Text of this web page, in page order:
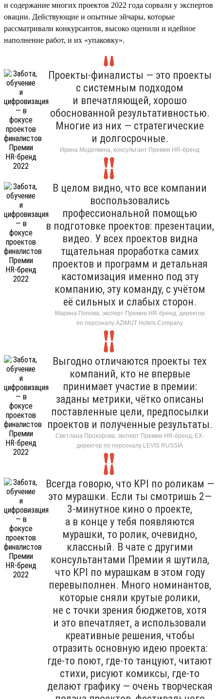
и содержание многих проектов 2022 года сорвали у экспертов
овации. Действующие и опытные эйчары, которые
рассматривали конкурсантов, высоко оценили и идейное
наполнение работ, и их «упаковку».
Проекты-финалисты — это проекты
с системным подходом
и впечатляющей, хорошо
обоснованной результативностью.
Многие из них — стратегические
и долгосрочные.
Ирина Моделкина, консультант Премии HR-бренд
В целом видно, что все компании
воспользовались
профессиональной помощью
в подготовке проектов: презентации,
видео. У всех проектов видна
тщательная проработка самих
проектов и программ и детальная
кастомизация именно под эту
компанию, эту команду, с учётом
её сильных и слабых сторон.
Марина Попова, эксперт Премии HR-бренд, директор
по персоналу AZIMUT Hotels Company
Выгодно отличаются проекты тех
компаний, кто не впервые
принимает участие в премии:
заданы метрики, чётко описаны
поставленные цели, предпосылки
проектов и полученные результаты.
Светлана Прохорова, эксперт Премии HR-бренд, EX-
директор по персоналу LEVIS RUSSIA
Всегда говорю, что KPI по роликам —
это мурашки. Если ты смотришь 2—
3-минутное кино о проекте,
а в конце у тебя появляются
мурашки, то ролик, очевидно,
классный. В чате с другими
консультантами Премии я шутила,
что KPI по мурашкам в этом году
перевыполнен. Много номинантов,
которые сняли крутые ролики,
не с точки зрения бюджетов, хотя
и это впечатляет, а использовали
креативные решения, чтобы
отразить основную идею проекта:
где-то поют, где-то танцуют, читают
стихи, рисуют комиксы, где-то
делают графику — очень творческая